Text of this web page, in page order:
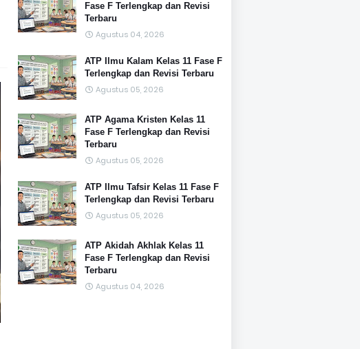
Fase F Terlengkap dan Revisi
Terbaru
Agustus 04, 2026
ATP Ilmu Kalam Kelas 11 Fase F
Terlengkap dan Revisi Terbaru
Agustus 05, 2026
ATP Agama Kristen Kelas 11
Fase F Terlengkap dan Revisi
Terbaru
Agustus 05, 2026
ATP Ilmu Tafsir Kelas 11 Fase F
Terlengkap dan Revisi Terbaru
Agustus 05, 2026
ATP Akidah Akhlak Kelas 11
Fase F Terlengkap dan Revisi
Terbaru
Agustus 04, 2026